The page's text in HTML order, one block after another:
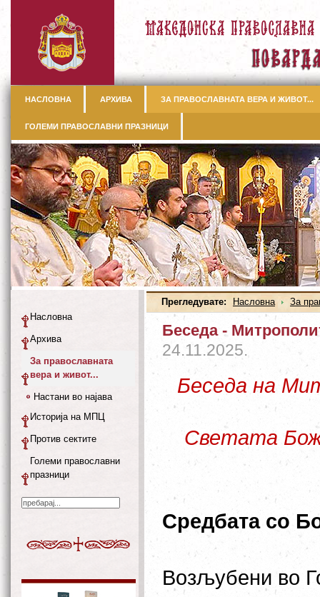
НАСЛОВНА АРХИВА ЗА ПРАВОСЛАВНАТА ВЕРА И ЖИВОТ...
ГОЛЕМИ ПРАВОСЛАВНИ ПРАЗНИЦИ
Прегледувате: Насловна За
Беседа -
24.11.2025.
Беседа на
Светата
Средбата со
Возљубени во
Насловна
Архива
За православната
вера и живот...
Настани во најава
Историја на МПЦ
Против сектите
Големи православни
празници